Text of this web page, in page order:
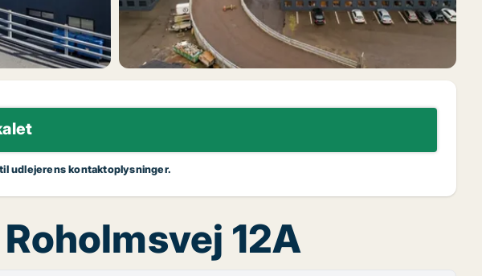
udlejerens kontaktoplysninger.
12A